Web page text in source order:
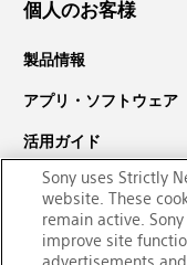
個人のお客様
製品情報
アプリ・ソフトウェア
活用ガイド
サポート・ダウンロー
PaSoRi（パソリ）
お問い合わせ
Sony uses Strictly
website. These
remain active.
improve site
advertisements